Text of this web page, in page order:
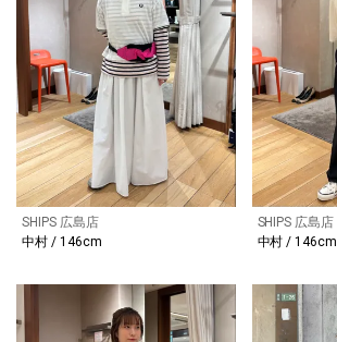
SHIPS 広島店
中村 / 146cm
SHIPS 広島店
中村 / 146cm